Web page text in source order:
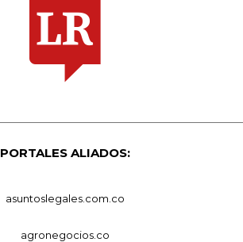
PORTALES ALIADOS:
asuntoslegales.com.co
agronegocios.co